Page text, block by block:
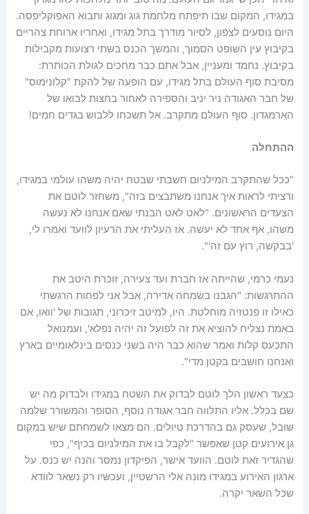
במגידו, המקום שבו תיפתח מלחמת גוג ומגוג ותבוא האפוקליפסה.
היום נוסעים לצפון, לסיור מודרך בתל מגידו, ואחריו ארוחת צהריים
בקיבוץ עין השופט הסמוך, והמשך הכנס בשתי רצועות מקבילות
בקיבוץ. נחמד ומעניין, אבל אתם כבר מחכים לגולת הכותרת:
מסיבת סוף העולם בתל מגידו, עם הופעה של להקת "קלונימוס"
של חבר האגודה ניר יניב והספירה לאחור בחצות לבואו של
הארמגדון. סוף העולם מתקרב. אל תשכחו ללבוש בגדים חמים!
ההתחלה
"ככל שהתקרב המילניום חשבתי שבטח יהיה משהו עולמי במגידו,
ורציתי לראות איך אנחנו משתבצים בזה", משחזר לוטם את
הצעדים הראשונים. "לאט לאט הבנתי שאם אנחנו לא נעשה
משהו, אף אחד לא יעשה. אז העליתי את הרעיון לוועד ואמרו לי,
'בבקשה, רוץ עם זה'".
נעמי כרמי, שהייתה אז חברת ועד צעירה, זוכרת היטב את
ההתרגשות: "הגבנו בשמחה אדירה, אבל אני לפחות הרגשתי
כאילו זו פנטזיה מוחלטת. היו, למיטב זיכרוני, תגובות של 'וואו, אם
באמת נצליח להוציא את זה לפועל זה יהיה נפלא', ועמנואל
התכעס קלות ואמר שהוא כבר היה בשני כנסים בינלאומיים בארץ
ואנחנו חושבים בקטן מדי".
כצעד ראשון הלך לוטם לבדוק את השטח במגידו ולבדוק מה יש
שם בכלל. אליו התלווה חבר אגודה נוסף, הסופר והמשורר שלמה
שובל, שעסק גם בהדרכת טיולים. הם מצאו לשמחתם שיש במקום
גן אירועים קטן שאפשר "לקבל בו את המילניום בכיף", כפי
שהגדיר זאת לוטם. הוועד אישר, הפיקדון נמסר והנה יש כנס. על
ארגון האירוע במגידו מונה אלי הרשטיין, ועכשיו רק נשאר לוודא
שכל השאר יקרה.